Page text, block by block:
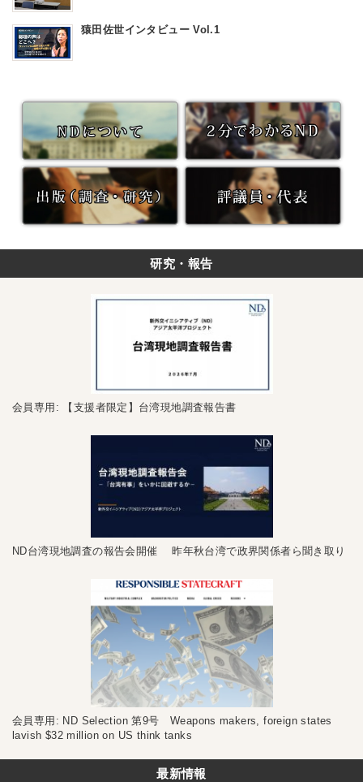
猿田佐世インタビュー Vol.1
研究・報告
会員専用: 【支援者限定】台湾現地調査報告書
ND台湾現地調査の報告会開催 昨年秋台湾で政界関係者ら聞き取り
会員専用: ND Selection 第9号 Weapons makers, foreign states
lavish $32 million on US think tanks
最新情報